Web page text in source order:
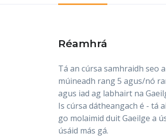
Réamhrá
Tá an cúrsa samhraidh seo
múineadh rang 5 agus/nó
agus iad ag labhairt na
Is cúrsa dátheangach é - tá
go molaimid duit Gaeilge a
úsáid más gá.